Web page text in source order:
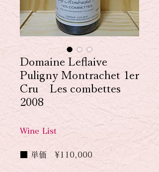
Domaine Leflaive
Puligny Montrachet 1er
Cru Les combettes
2008
Wine List
■ 単価　¥110,000